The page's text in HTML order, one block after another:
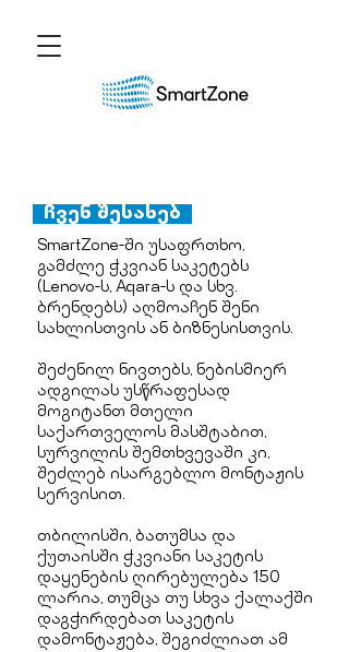
ჩვენ შესახებ
SmartZone-ში​ უსაფრთხო,
გამძლე ჭკვიან საკეტებს
(Lenovo-ს, Aqara-ს და სხვ.
ბრენდებს) აღმოაჩენ შენი
სახლისთვის ან ბიზნესისთვის.
შეძენილ ნივთებს, ნებისმიერ
ადგილას უსწრაფესად
მოგიტანთ მთელი
საქართველოს მასშტაბით,
სურვილის შემთხვევაში კი,
შეძლებ ისარგებლო მონტაჟის
სერვისით.
თბილისში, ბათუმსა და
ქუთაისში ჭკვიანი საკეტის
დაყენების ღირებულება 150
ლარია, თუმცა თუ სხვა ქალაქში
დაგჭირდებათ საკეტის
დამონტაჟება, შეგიძლიათ ამ